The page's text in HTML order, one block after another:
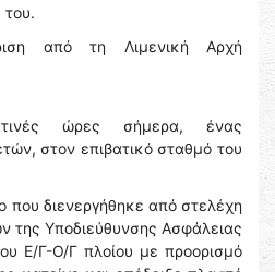
του.
από τη Λιμενική Αρχή
ώρες σήμερα, ένας
στον επιβατικό σταθμό του
που διενεργήθηκε από στελέχη
της Υποδιεύθυνσης Ασφάλειας
Ε/Γ-Ο/Γ πλοίου με προορισμό